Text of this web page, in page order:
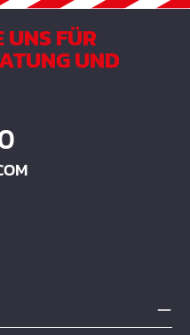
UNS FÜR
UND